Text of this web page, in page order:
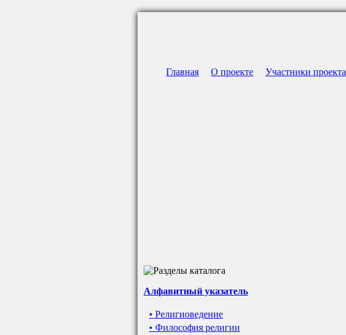
Главная О проекте Участники проекта
Алфавитный указатель
• Религиоведение
• Философия религии